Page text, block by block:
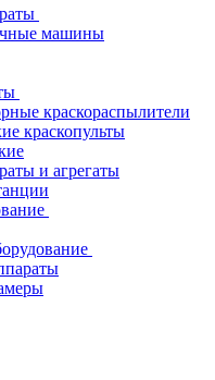
машины
краскораспылители
краскопульты
и агрегаты